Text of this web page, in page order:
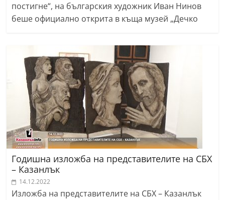
постигне“, на българския художник Иван Нинов
беше официално открита в къща музей „Дечко
Годишна изложба на представителите на СБХ
– Казанлък
14.12.2022
Изложба на представителите на СБХ – Казанлък